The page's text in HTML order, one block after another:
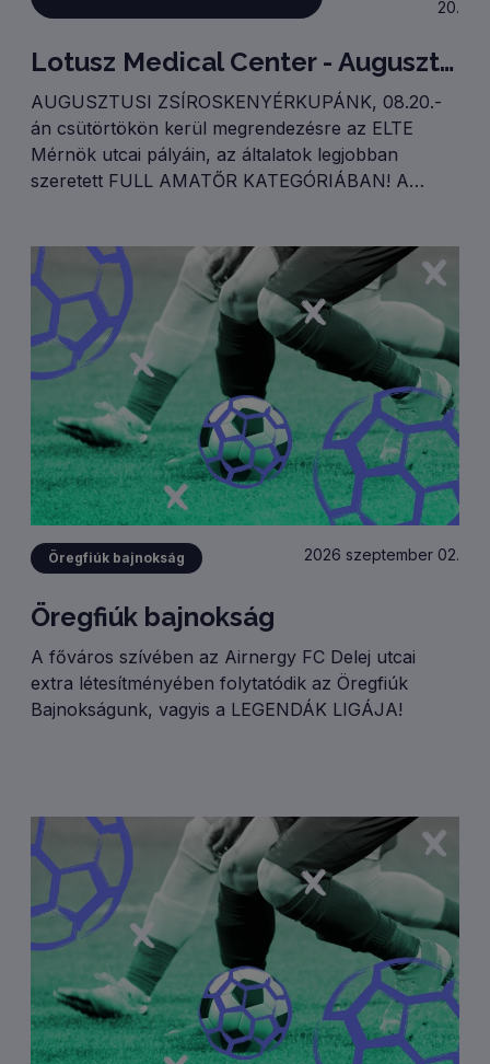
20.
Lotusz Medical Center - Augusztus 20-i Zsíroskenyérkupa
AUGUSZTUSI ZSÍROSKENYÉRKUPÁNK, 08.20.-
án csütörtökön kerül megrendezésre az ELTE
Mérnök utcai pályáin, az általatok legjobban
szeretett FULL AMATŐR KATEGÓRIÁBAN! A
majd. Reggeli csoportkör: 8.00.-10.45.Délelőtti
csoportkör: 10.45.-13.30.Rájátszás: 13.30.-15.30.
Öregfiúk bajnokság 2026 szeptember 02.
Öregfiúk bajnokság
A főváros szívében az Airnergy FC Delej utcai
extra létesítményében folytatódik az Öregfiúk
Bajnokságunk, vagyis a LEGENDÁK LIGÁJA!